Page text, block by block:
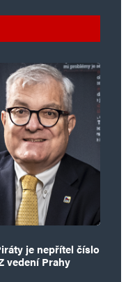
je nepřítel číslo
vedení Prahy